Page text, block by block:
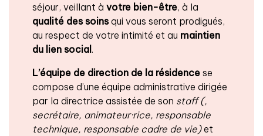
séjour, veillant à votre bien-être, à la
qualité des soinsqui vous seront prodigués,
au respect de votre intimité et au maintien
du lien social.
L’équipe de direction de la résidence se
compose d’une équipe administrative dirigée
par la directrice assistée de son staff (,
secrétaire, animateur·rice, responsable
technique, responsable cadre de vie)et